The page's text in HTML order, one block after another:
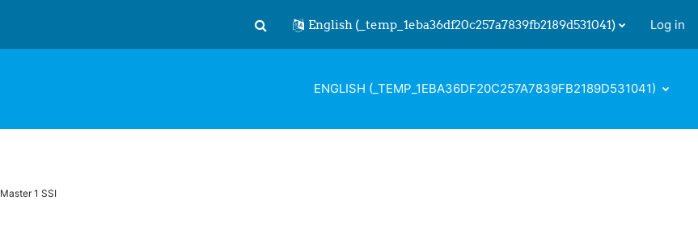
Toggle search input
English ‎(_temp_1eba36df20c257a7839fb2189d531041)‎ Log in
ENGLISH ‎(_TEMP_1EBA36DF20C257A7839FB2189D531041)‎
Master 1 SSI